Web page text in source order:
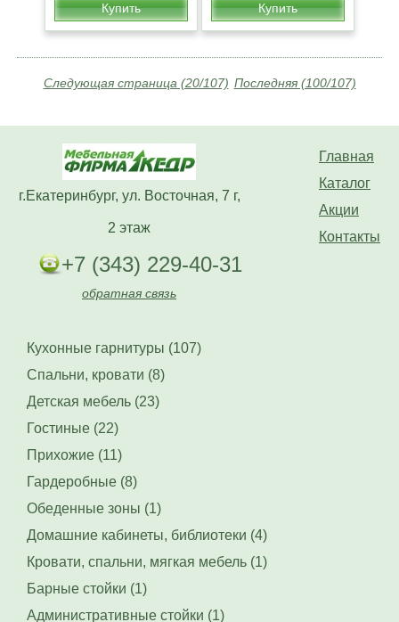
Купить Купить
Следующая страница (20/107) Последняя (100/107)
Главная
Каталог
Акции
Контакты
г.Екатеринбург, ул. Восточная, 7 г,
2 этаж
+7 (343) 229-40-31
обратная связь
Кухонные гарнитуры (107)
Спальни, кровати (8)
Детская мебель (23)
Гостиные (22)
Прихожие (11)
Гардеробные (8)
Обеденные зоны (1)
Домашние кабинеты, библиотеки (4)
Кровати, спальни, мягкая мебель (1)
Барные стойки (1)
Административные стойки (1)